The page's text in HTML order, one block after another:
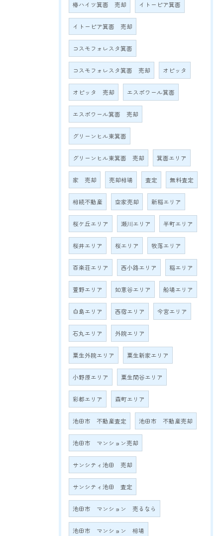
椿ハイツ箕面 売却 イトーピア箕面
イトーピア箕面 売却
コスモフォレスタ箕面
コスモフォレスタ箕面 売却 オピッタ
オピッタ 売却 エスポワール箕面
エスポワール箕面 売却
グリーンヒル東箕面
グリーンヒル東箕面 売却 箕面エリア
家 売却 売却相場 査定 無料査定
相続不動産 空家売却 新稲エリア
桜ケ丘エリア 瀬川エリア 半町エリア
桜井エリア 桜エリア 牧落エリア
百楽荘エリア 西小路エリア 稲エリア
萱野エリア 如意谷エリア 船場エリア
白島エリア 西宿エリア 今宮エリア
石丸エリア 外院エリア
粟生外院エリア 粟生新家エリア
小野原エリア 粟生間谷エリア
彩都エリア 森町エリア
池田市 不動産査定 池田市 不動産売却
池田市 マンション売却
サンシティ池田 売却
サンシティ池田 査定
池田市 マンション 売るなら
池田市 マンション 相場